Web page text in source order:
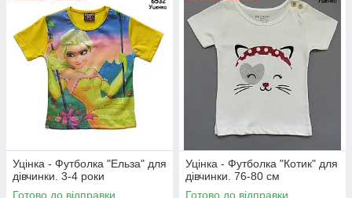
Уцінка - Футболка "Ельза" для
дівчинки. 3-4 роки
Готово до відправки
Уцінка - Футболка "Котик" для
дівчинки. 76-80 см
Готово до відправки